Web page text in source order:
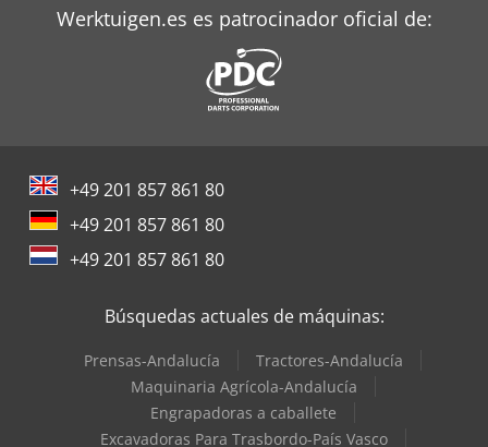
Valtra Tractores
Werktuigen.es es patrocinador oficial de:
+49 201 857 861 80
+49 201 857 861 80
+49 201 857 861 80
Búsquedas actuales de máquinas:
Prensas-Andalucía
Tractores-Andalucía
Maquinaria Agrícola-Andalucía
Engrapadoras a caballete
Excavadoras Para Trasbordo-País Vasco